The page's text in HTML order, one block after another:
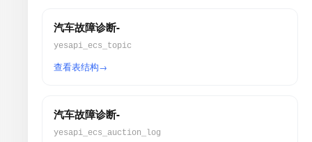
汽车故障诊断-
yesapi_ecs_topic
查看表结构
汽车故障诊断-
yesapi_ecs_auction_log